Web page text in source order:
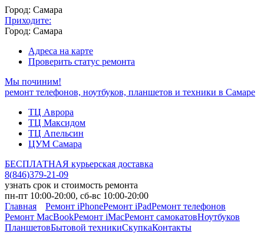
Город: Самара
Приходите:
Город: Самара
Адреса на карте
Проверить статус ремонта
Мы починим!
ремонт телефонов, ноутбуков, планшетов и техники в Самаре
ТЦ Аврора
ТЦ Максидом
ТЦ Апельсин
ЦУМ Самара
БЕСПЛАТНАЯ курьерская доставка
8(846)379-21-09
узнать срок и стоимость ремонта
пн-пт 10:00-20:00, сб-вс 10:00-20:00
Главная
Ремонт iPhoneРемонт iPadРемонт телефонов
Ремонт MacBookРемонт iMacРемонт самокатовНоутбуков
ПланшетовБытовой техникиСкупкаКонтакты